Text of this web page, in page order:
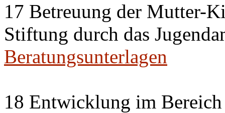
17 Betreuung der Mutter-
Stiftung durch das
Beratungsunterlagen
18 Entwicklung im